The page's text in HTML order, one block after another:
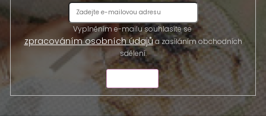
Vyplněním e-mailu souhlasíte se
zpracováním osobních údajůa zasíláním obchodních
sdělení.